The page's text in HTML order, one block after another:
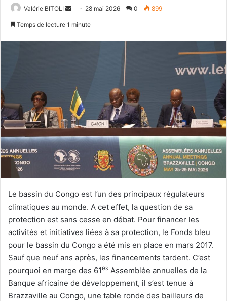
Valérie BITOLI
u
n
c
o
u
r
r
i
e
28 mai 2026 0 899
Temps de lecture 1 minute
Le bassin du Congo est l’un des principaux régulateurs
climatiques au monde. A cet effet, la question de sa
protection est sans cesse en débat. Pour financer les
activités et initiatives liées à sa protection, le Fonds bleu
pour le bassin du Congo a été mis en place en mars 2017.
Sauf que neuf ans après, les financements tardent. C’est
pourquoi en marge des 61es Assemblée annuelles de la
Banque africaine de développement, il s’est tenue à
Brazzaville au Congo, une table ronde des bailleurs de